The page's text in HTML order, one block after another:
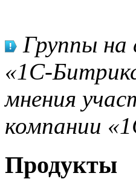
Группы на
«1С-
мнения
компании
Продукты